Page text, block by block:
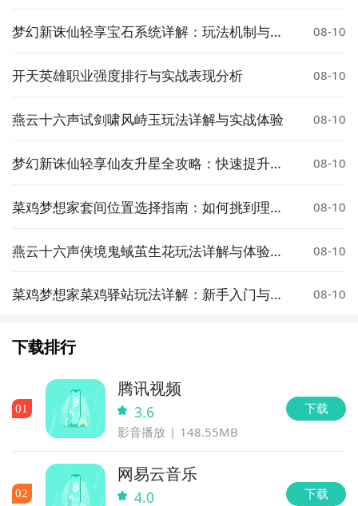
梦幻新诛仙轻享宝石系统详解：玩法机制与实
08-10
开天英雄职业强度排行与实战表现分析 08-10
燕云十六声试剑啸风峙玉玩法详解与实战体验 08-10
梦幻新诛仙轻享仙友升星全攻略：快速提升星
08-10
菜鸡梦想家套间位置选择指南：如何挑到理想
08-10
燕云十六声侠境鬼蜮茧生花玩法详解与体验评
08-10
菜鸡梦想家菜鸡驿站玩法详解：新手入门与实
08-10
下载排行
01
腾讯视频
3.6
影音播放 148.55MB
下载
02
网易云音乐
4.0 下载